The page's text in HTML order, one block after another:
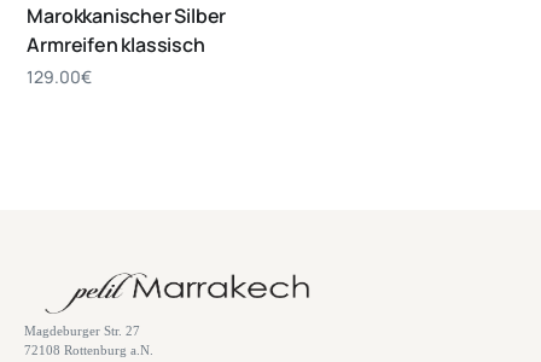
Marokkanischer Silber
Armreifen klassisch
129.00€
Magdeburger Str. 27
72108 Rottenburg a.N.